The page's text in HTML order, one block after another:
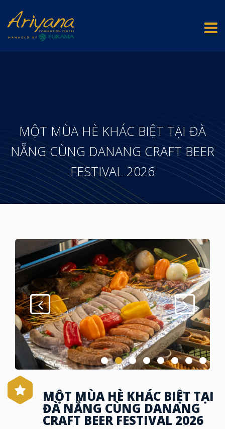
MỘT MÙA HÈ KHÁC BIỆT TẠI ĐÀ
NẴNG CÙNG DANANG CRAFT BEER
FESTIVAL 2026
MỘT MÙA HÈ KHÁC BIỆT TẠI
ĐÀ NẴNG CÙNG DANANG
CRAFT BEER FESTIVAL 2026